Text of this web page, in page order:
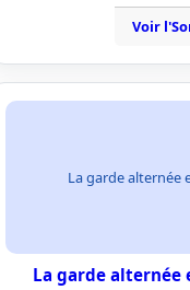
Voir
La garde alternée
La garde alternée